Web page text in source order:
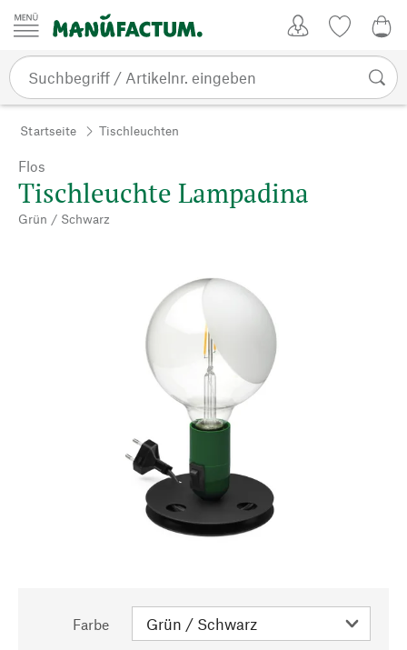
Zum Inhalt springen
Startseite Tischleuchten
Flos
Tischleuchte Lampadina
Grün / Schwarz
Farbe